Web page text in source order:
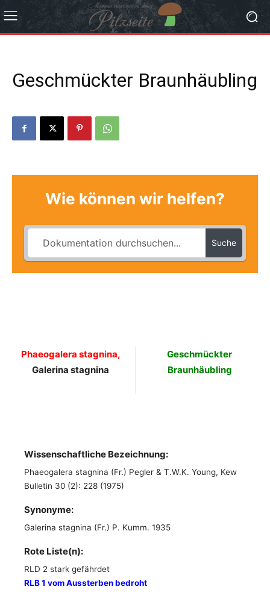
Geschmückter Braunhäubling
Wie können wir helfen?
Suche
Phaeogalera stagnina,
Galerina stagnina
Geschmückter
Braunhäubling
Wissenschaftliche Bezeichnung:
Phaeogalera stagnina (Fr.) Pegler & T.W.K. Young, Kew
Bulletin 30 (2): 228 (1975)
Synonyme:
Galerina stagnina (Fr.) P. Kumm. 1935
Rote Liste(n):
RLD 2 stark gefährdet
RLB 1 vom Aussterben bedroht